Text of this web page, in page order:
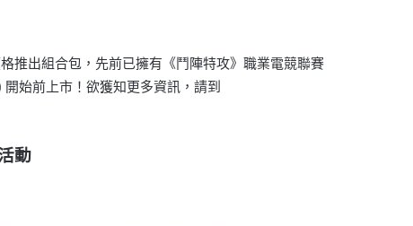
推出組合包，先前已擁有《鬥陣特攻》職業電競聯賽
始前上市！欲獲知更多資訊，請到
動